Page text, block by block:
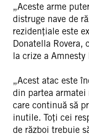
„Aceste arme
distruge nave de
rezidențiale este
Donatella Rovera,
la crize a
„Acest atac este
din partea
care continuă să
inutile. Toți cei
de război trebuie